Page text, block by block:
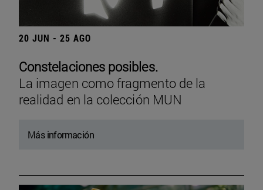
20 JUN - 25 AGO
Constelaciones posibles.
La imagen como fragmento de la
realidad en la colección MUN
Más información